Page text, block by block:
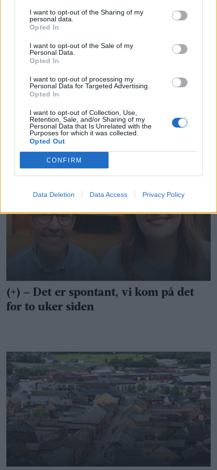
I want to opt-out of the Sharing of my
personal data.
Opted In
I want to opt-out of the Sale of my
Personal Data.
Opted In
I want to opt-out of processing my
Personal Data for Targeted Advertising.
Opted In
I want to opt-out of Collection, Use,
Retention, Sale, and/or Sharing of my
Personal Data that Is Unrelated with the
Purposes for which it was collected.
Opted Out
CONFIRM
Data Deletion Data Access Privacy Policy